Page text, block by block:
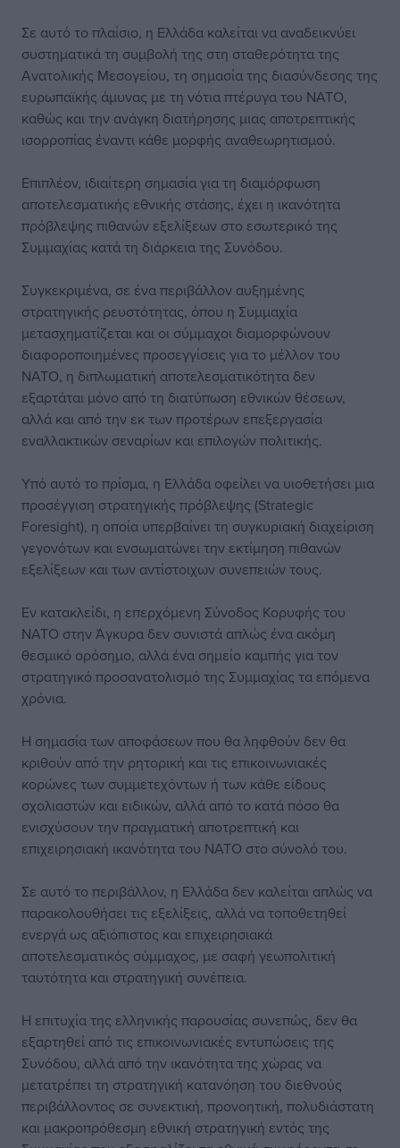
Σε αυτό το πλαίσιο, η Ελλάδα καλείται να αναδεικνύει
συστηματικά τη συμβολή της στη σταθερότητα της
Ανατολικής Μεσογείου, τη σημασία της διασύνδεσης της
ευρωπαϊκής άμυνας με τη νότια πτέρυγα του ΝΑΤΟ,
καθώς και την ανάγκη διατήρησης μιας αποτρεπτικής
ισορροπίας έναντι κάθε μορφής αναθεωρητισμού.
Επιπλέον, ιδιαίτερη σημασία για τη διαμόρφωση
αποτελεσματικής εθνικής στάσης, έχει η ικανότητα
πρόβλεψης πιθανών εξελίξεων στο εσωτερικό της
Συμμαχίας κατά τη διάρκεια της Συνόδου.
Συγκεκριμένα, σε ένα περιβάλλον αυξημένης
στρατηγικής ρευστότητας, όπου η Συμμαχία
μετασχηματίζεται και οι σύμμαχοι διαμορφώνουν
διαφοροποιημένες προσεγγίσεις για το μέλλον του
ΝΑΤΟ, η διπλωματική αποτελεσματικότητα δεν
εξαρτάται μόνο από τη διατύπωση εθνικών θέσεων,
αλλά και από την εκ των προτέρων επεξεργασία
εναλλακτικών σεναρίων και επιλογών πολιτικής.
Υπό αυτό το πρίσμα, η Ελλάδα οφείλει να υιοθετήσει μια
προσέγγιση στρατηγικής πρόβλεψης (Strategic
Foresight), η οποία υπερβαίνει τη συγκυριακή διαχείριση
γεγονότων και ενσωματώνει την εκτίμηση πιθανών
εξελίξεων και των αντίστοιχων συνεπειών τους.
Εν κατακλείδι, η επερχόμενη Σύνοδος Κορυφής του
ΝΑΤΟ στην Άγκυρα δεν συνιστά απλώς ένα ακόμη
θεσμικό ορόσημο, αλλά ένα σημείο καμπής για τον
στρατηγικό προσανατολισμό της Συμμαχίας τα επόμενα
χρόνια.
Η σημασία των αποφάσεων που θα ληφθούν δεν θα
κριθούν από την ρητορική και τις επικοινωνιακές
κορώνες των συμμετεχόντων ή των κάθε είδους
σχολιαστών και ειδικών, αλλά από το κατά πόσο θα
ενισχύσουν την πραγματική αποτρεπτική και
επιχειρησιακή ικανότητα του ΝΑΤΟ στο σύνολό του.
Σε αυτό το περιβάλλον, η Ελλάδα δεν καλείται απλώς να
παρακολουθήσει τις εξελίξεις, αλλά να τοποθετηθεί
ενεργά ως αξιόπιστος και επιχειρησιακά
αποτελεσματικός σύμμαχος, με σαφή γεωπολιτική
ταυτότητα και στρατηγική συνέπεια.
Η επιτυχία της ελληνικής παρουσίας συνεπώς, δεν θα
εξαρτηθεί από τις επικοινωνιακές εντυπώσεις της
Συνόδου, αλλά από την ικανότητα της χώρας να
μετατρέπει τη στρατηγική κατανόηση του διεθνούς
περιβάλλοντος σε συνεκτική, προνοητική, πολυδιάστατη
και μακροπρόθεσμη εθνική στρατηγική εντός της